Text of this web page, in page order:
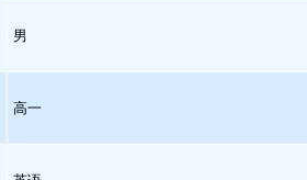
男
高一